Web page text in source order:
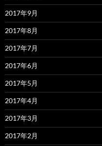
2017年9月
2017年8月
2017年7月
2017年6月
2017年5月
2017年4月
2017年3月
2017年2月